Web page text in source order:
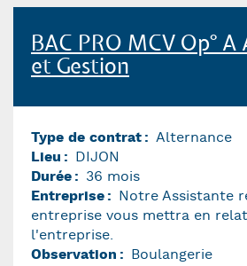
BAC PRO MCV Op°
et Gestion
Type de contrat
Alternance
Lieu
DIJON
Durée
36 mois
Entreprise
Notre Assistante
entreprise vous mettra en
l'entreprise.
Observation
Boulangerie